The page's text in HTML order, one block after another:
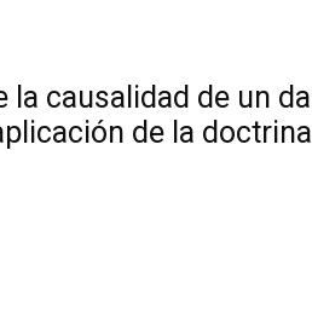
la causalidad de un
de la